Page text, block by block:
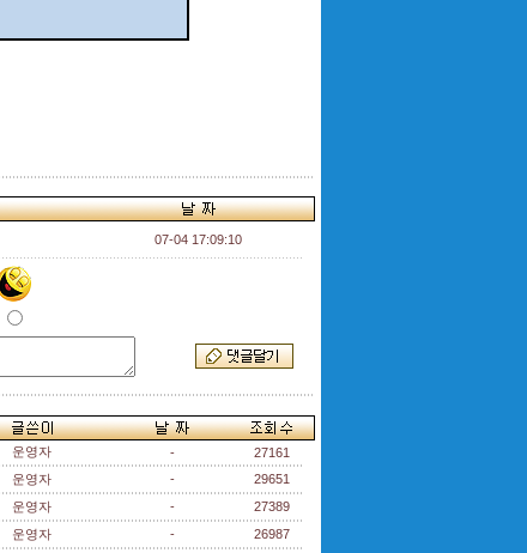
07-04 17:09:10
운영자 -
27161
운영자 -
29651
운영자 -
27389
운영자 -
26987